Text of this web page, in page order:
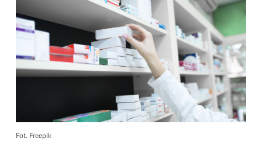
Fot. Freepik